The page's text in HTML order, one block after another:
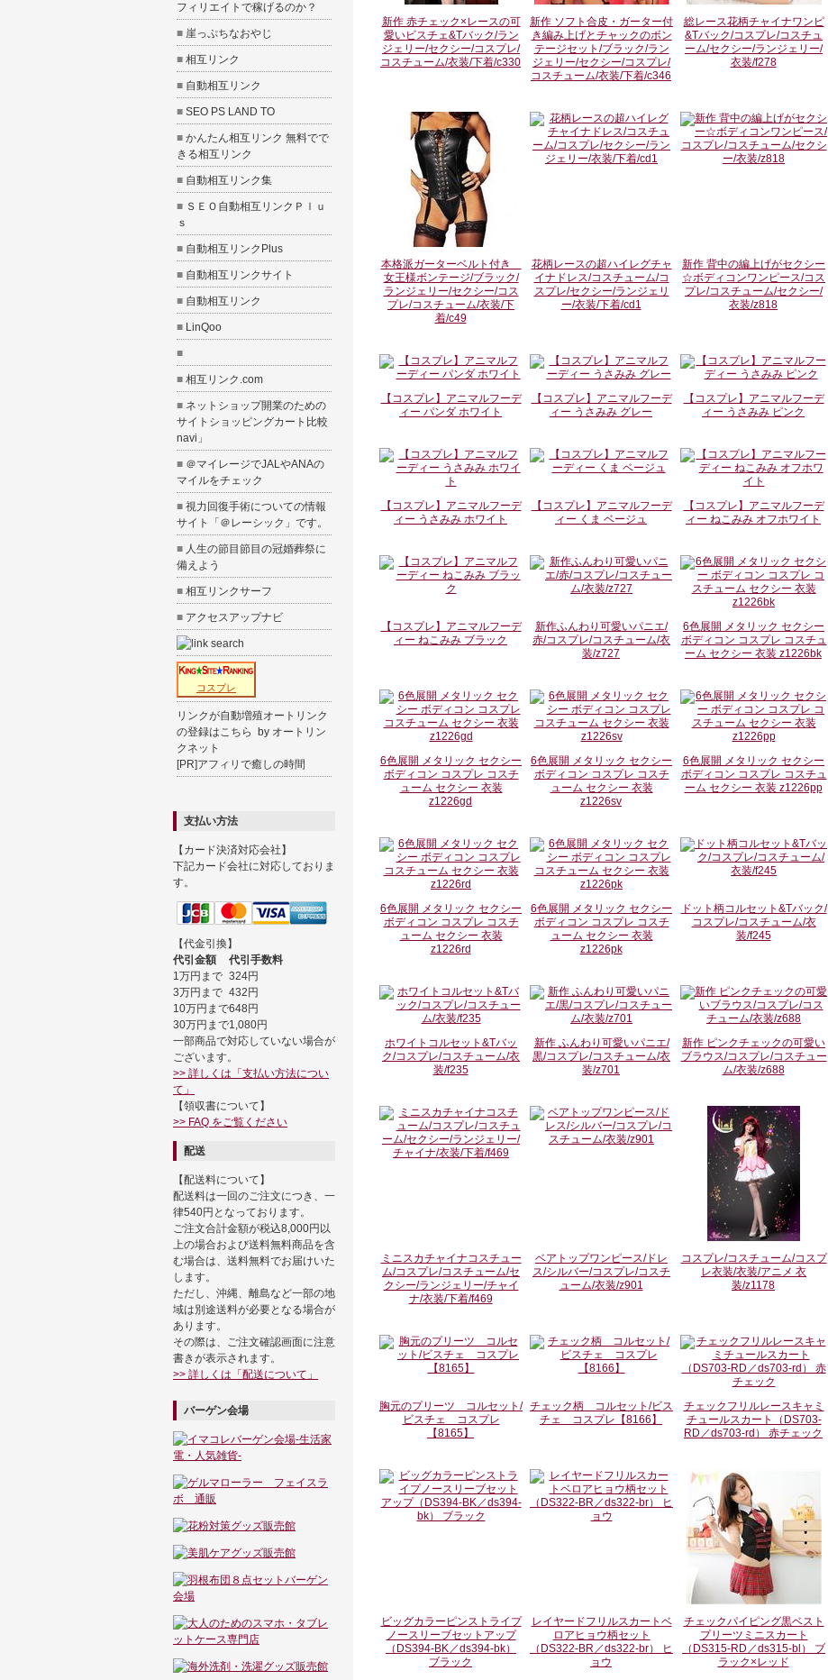
フィリエイトで稼げるのか？
■ 崖っぷちなおやじ
■ 相互リンク
■ 自動相互リンク
■ SEO PS LAND TO
■ かんたん相互リンク 無料でで
きる相互リンク
■ 自動相互リンク集
■ ＳＥＯ自動相互リンクＰｌｕ
ｓ
■ 自動相互リンクPlus
■ 自動相互リンクサイト
■ 自動相互リンク
■ LinQoo
■
■ 相互リンク.com
■ ネットショップ開業のための
サイト ショッピングカート比較
navi 」
■ ＠マイレージでJALやANAの
マイルをチェック
■ 視力回復手術についての情報
サイト「 ＠レーシック 」です。
■ 人生の節目節目の冠婚葬祭に
備えよう
■ 相互リンクサーフ
■ アクセスアップナビ
コスプレ
リンクが自動増殖オートリンク
の登録はこちら
by オートリン
クネット
[PR]アフィリで癒しの時間
支払い方法
【カード決済対応会社】
下記カード会社に対応しておりま
す。
【代金引換】
代引金額
代引手数料
1万円まで 324円
3万円まで 432円
10万円まで648円
30万円まで1,080円
一部商品で対応していない場合が
ございます。
>> 詳しくは「支払い方法につい
て」
【領収書について】
>> FAQ をご覧ください
配送
【配送料について】
配送料は一回のご注文につき、一
律540円となっております。
ご注文合計金額が税込8,000円以
上の場合および送料無料商品を含
む場合は、送料無料でお届けいた
します。
ただし、沖縄、離島など一部の地
域は別途送料が必要となる場合が
あります。
その際は、ご注文確認画面に注意
書きが表示されます。
>> 詳しくは「配送について」
バーゲン会場
新作 赤チェック×レースの可
愛いビスチェ&Tバック/ラン
ジェリー/セクシー/コスプレ/
コスチューム/衣装/下着/c330
新作 ソフト合皮・ガーター付
き編み上げとチャックのボン
テージセット/ブラック/ラン
ジェリー/セクシー/コスプレ/
コスチューム/衣装/下着/c346
総レース花柄チャイナワンピ
&Tバック/コスプレ/コスチュ
ーム/セクシー/ランジェリー/
衣装/f278
本格派ガーターベルト付き
女王様ボンテージ/ブラック/
ランジェリー/セクシー/コス
プレ/コスチューム/衣装/下
着/c49
花柄レースの超ハイレグチャ
イナドレス/コスチューム/コ
スプレ/セクシー/ランジェリ
ー/衣装/下着/cd1
新作 背中の編上げがセクシー
☆ボディコンワンピース/コス
プレ/コスチューム/セクシー/
衣装/z818
【コスプレ】アニマルフーデ
ィー パンダ ホワイト
【コスプレ】アニマルフーデ
ィー うさみみ グレー
【コスプレ】アニマルフーデ
ィー うさみみ ピンク
【コスプレ】アニマルフーデ
ィー うさみみ ホワイト
【コスプレ】アニマルフーデ
ィー くま ベージュ
【コスプレ】アニマルフーデ
ィー ねこみみ オフホワイト
【コスプレ】アニマルフーデ
ィー ねこみみ ブラック
新作ふんわり可愛いパニエ/
赤/コスプレ/コスチューム/衣
装/z727
6色展開 メタリック セクシー
ボディコン コスプレ コスチュ
ーム セクシー 衣装 z1226bk
6色展開 メタリック セクシー
ボディコン コスプレ コスチ
ューム セクシー 衣装
z1226gd
6色展開 メタリック セクシー
ボディコン コスプレ コスチ
ューム セクシー 衣装
z1226sv
6色展開 メタリック セクシー
ボディコン コスプレ コスチュ
ーム セクシー 衣装 z1226pp
6色展開 メタリック セクシー
ボディコン コスプレ コスチ
ューム セクシー 衣装
z1226rd
6色展開 メタリック セクシー
ボディコン コスプレ コスチ
ューム セクシー 衣装
z1226pk
ドット柄コルセット&Tバック/
コスプレ/コスチューム/衣
装/f245
ホワイトコルセット&Tバッ
ク/コスプレ/コスチューム/衣
装/f235
新作 ふんわり可愛いパニエ/
黒/コスプレ/コスチューム/衣
装/z701
新作 ピンクチェックの可愛い
ブラウス/コスプレ/コスチュー
ム/衣装/z688
ミニスカチャイナコスチュー
ム/コスプレ/コスチューム/セ
クシー/ランジェリー/チャイ
ナ/衣装/下着/f469
ベアトップワンピース/ドレ
ス/シルバー/コスプレ/コスチ
ューム/衣装/z901
コスプレ/コスチューム/コスプ
レ衣装/衣装/アニメ 衣
装/z1178
胸元のプリーツ コルセット/
ビスチェ コスプレ
【8165】
チェック柄 コルセット/ビス
チェ コスプレ【8166】
チェックフリルレースキャミ
チュールスカート（DS703-
RD／ds703-rd） 赤チェック
ビッグカラーピンストライプ
ノースリーブセットアップ
（DS394-BK／ds394-bk）
ブラック
レイヤードフリルスカートベ
ロアヒョウ柄セット
（DS322-BR／ds322-br） ヒ
ョウ
チェックパイピング黒ベスト
プリーツミニスカート
（DS315-RD／ds315-bl） ブ
ラック×レッド